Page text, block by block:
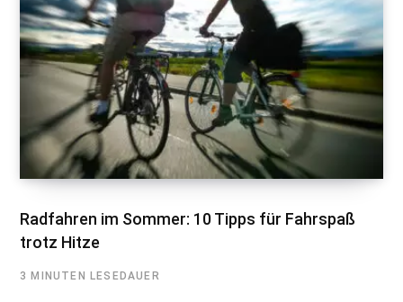
Radfahren im Sommer: 10 Tipps für Fahrspaß
trotz Hitze
3 MINUTEN LESEDAUER